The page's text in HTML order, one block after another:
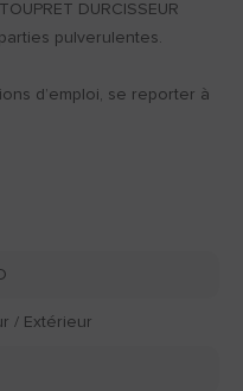
DURCISSEUR
pulverulentes.
d’emploi, se reporter à
/ Extérieur